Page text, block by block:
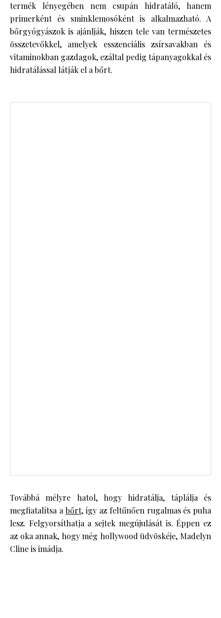
termék lényegében nem csupán hidratáló, hanem
primerként és sminklemosóként is alkalmazható. A
bőrgyógyászok is ajánlják, hiszen tele van természetes
összetevőkkel, amelyek esszenciális zsírsavakban és
vitaminokban gazdagok, ezáltal pedig tápanyagokkal és
hidratálással látják el a bőrt.
Továbbá mélyre hatol, hogy hidratálja, táplálja és
megfiatalítsa abőrt, így az feltűnően rugalmas és puha
lesz. Felgyorsíthatja a sejtek megújulását is. Éppen ez
az oka annak, hogy még hollywood üdvöskéje, Madelyn
Cline is imádja.